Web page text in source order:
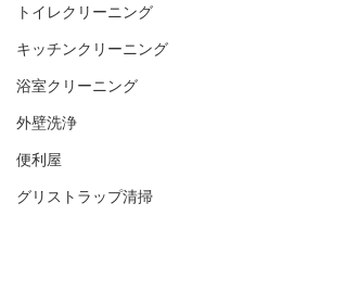
トイレクリーニング
キッチンクリーニング
浴室クリーニング
外壁洗浄
便利屋
グリストラップ清掃